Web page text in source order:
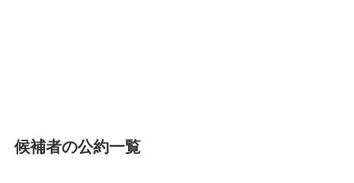
候補者の公約一覧